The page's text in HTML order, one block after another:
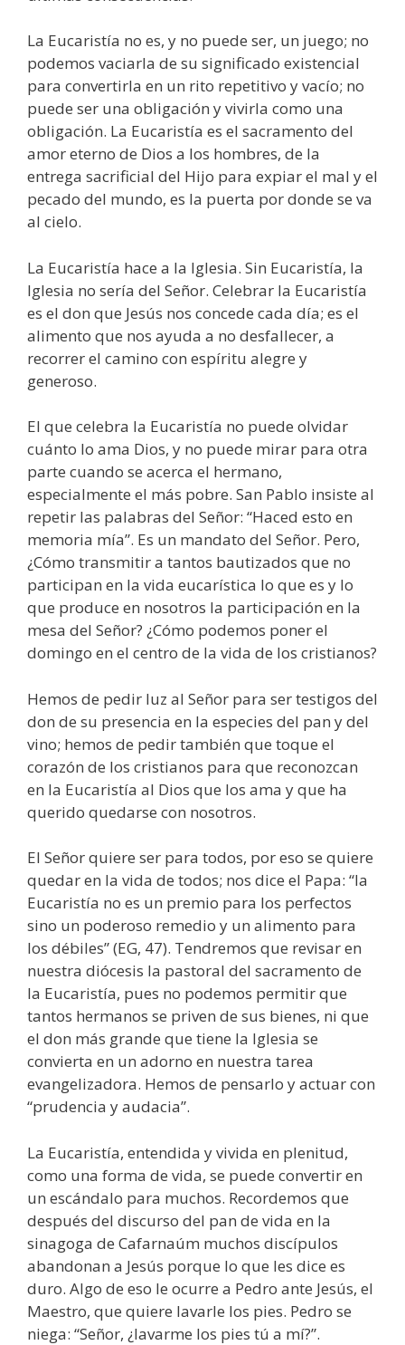
La Eucaristía no es, y no puede ser, un juego; no
podemos vaciarla de su significado existencial
para convertirla en un rito repetitivo y vacío; no
puede ser una obligación y vivirla como una
obligación. La Eucaristía es el sacramento del
amor eterno de Dios a los hombres, de la
entrega sacrificial del Hijo para expiar el mal y el
pecado del mundo, es la puerta por donde se va
al cielo.
La Eucaristía hace a la Iglesia. Sin Eucaristía, la
Iglesia no sería del Señor. Celebrar la Eucaristía
es el don que Jesús nos concede cada día; es el
alimento que nos ayuda a no desfallecer, a
recorrer el camino con espíritu alegre y
generoso.
El que celebra la Eucaristía no puede olvidar
cuánto lo ama Dios, y no puede mirar para otra
parte cuando se acerca el hermano,
especialmente el más pobre. San Pablo insiste al
repetir las palabras del Señor: “Haced esto en
memoria mía”. Es un mandato del Señor. Pero,
¿Cómo transmitir a tantos bautizados que no
participan en la vida eucarística lo que es y lo
que produce en nosotros la participación en la
mesa del Señor? ¿Cómo podemos poner el
domingo en el centro de la vida de los cristianos?
Hemos de pedir luz al Señor para ser testigos del
don de su presencia en la especies del pan y del
vino; hemos de pedir también que toque el
corazón de los cristianos para que reconozcan
en la Eucaristía al Dios que los ama y que ha
querido quedarse con nosotros.
El Señor quiere ser para todos, por eso se quiere
quedar en la vida de todos; nos dice el Papa: “la
Eucaristía no es un premio para los perfectos
sino un poderoso remedio y un alimento para
los débiles” (EG, 47). Tendremos que revisar en
nuestra diócesis la pastoral del sacramento de
la Eucaristía, pues no podemos permitir que
tantos hermanos se priven de sus bienes, ni que
el don más grande que tiene la Iglesia se
convierta en un adorno en nuestra tarea
evangelizadora. Hemos de pensarlo y actuar con
“prudencia y audacia”.
La Eucaristía, entendida y vivida en plenitud,
como una forma de vida, se puede convertir en
un escándalo para muchos. Recordemos que
después del discurso del pan de vida en la
sinagoga de Cafarnaúm muchos discípulos
abandonan a Jesús porque lo que les dice es
duro. Algo de eso le ocurre a Pedro ante Jesús, el
Maestro, que quiere lavarle los pies. Pedro se
niega: “Señor, ¿lavarme los pies tú a mí?”.